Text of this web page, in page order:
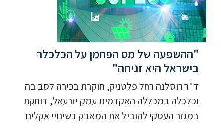
"ההשפעה של מס הפחמן על הכלכלה
בישראל היא זניחה"
ד"ר רוסלנה רחל פלטניק, חוקרת בכירה לסביבה
וכלכלה במכללה האקדמית עמק יזרעאל, דוחקת
במגזר העסקי להוביל את המאבק בשינויי אקלים